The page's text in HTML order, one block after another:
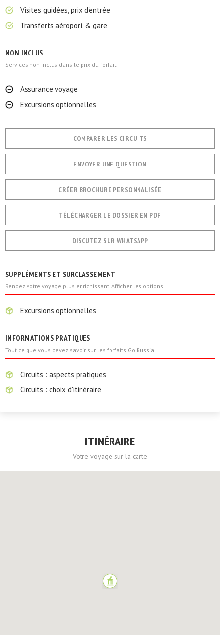
Visites guidées, prix d'entrée
Transferts aéroport & gare
NON INCLUS
Services non inclus dans le prix du forfait.
Assurance voyage
Excursions optionnelles
COMPARER LES CIRCUITS
ENVOYER UNE QUESTION
CRÉER BROCHURE PERSONNALISÉE
TÉLÉCHARGER LE DOSSIER EN PDF
DISCUTEZ SUR WHATSAPP
SUPPLÉMENTS ET SURCLASSEMENT
Rendez votre voyage plus enrichissant. Afficher les options.
Excursions optionnelles
INFORMATIONS PRATIQUES
Tout ce que vous devez savoir sur les forfaits Go Russia.
Circuits : aspects pratiques
Circuits : choix d'itinéraire
ITINÉRAIRE
Votre voyage sur la carte